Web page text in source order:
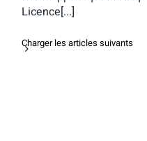
Licence[...]
Charger les articles suivants